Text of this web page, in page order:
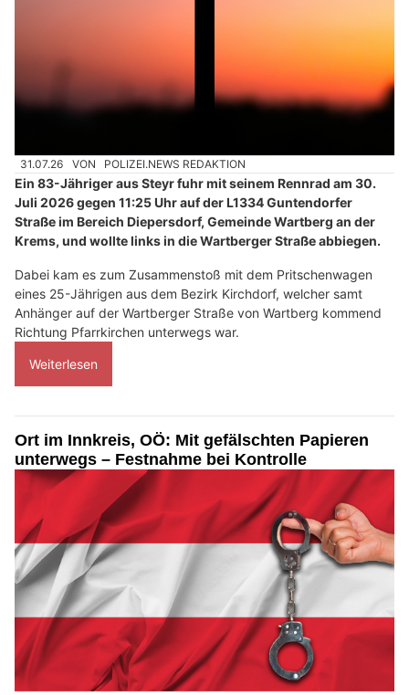
31.07.26 VON POLIZEI.NEWS REDAKTION
Ein 83-Jähriger aus Steyr fuhr mit seinem Rennrad am 30.
Juli 2026 gegen 11:25 Uhr auf der L1334 Guntendorfer
Straße im Bereich Diepersdorf, Gemeinde Wartberg an der
Krems, und wollte links in die Wartberger Straße abbiegen.
Dabei kam es zum Zusammenstoß mit dem Pritschenwagen
eines 25-Jährigen aus dem Bezirk Kirchdorf, welcher samt
Anhänger auf der Wartberger Straße von Wartberg kommend
Richtung Pfarrkirchen unterwegs war.
Weiterlesen
Ort im Innkreis, OÖ: Mit gefälschten Papieren
unterwegs – Festnahme bei Kontrolle